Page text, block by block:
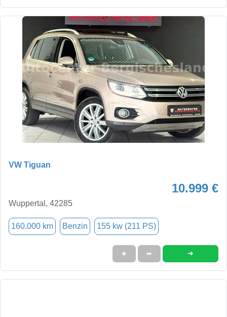
VW Tiguan
10.999 €
Wuppertal, 42285
160.000 km Benzin 155 kw (211 PS)
★ ➦ ➜